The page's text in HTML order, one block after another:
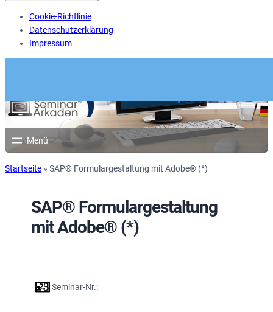
Cookie-Richtlinie
Datenschutzerklärung
Impressum
Startseite » SAP® Formulargestaltung mit Adobe® (*)
SAP® Formulargestaltung
mit Adobe® (*)
Seminar-Nr.: